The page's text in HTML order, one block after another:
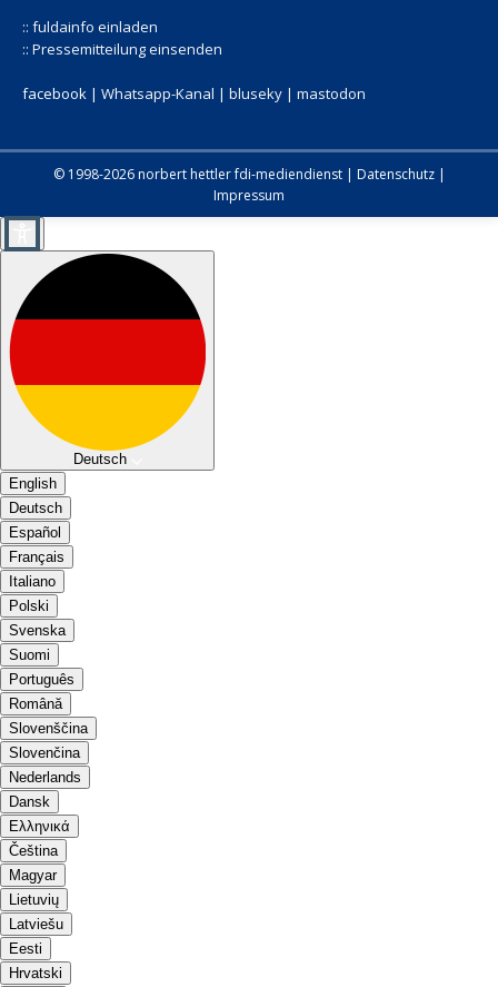
:: fuldainfo einladen
:: Pressemitteilung einsenden
facebook | Whatsapp-Kanal | bluseky | mastodon
© 1998-2026 norbert hettlerfdi-mediendienst| Datenschutz|
Impressum
Deutsch
English
Deutsch
Español
Français
Italiano
Polski
Svenska
Suomi
Português
Română
Slovenščina
Slovenčina
Nederlands
Dansk
Ελληνικά
Čeština
Magyar
Lietuvių
Latviešu
Eesti
Hrvatski